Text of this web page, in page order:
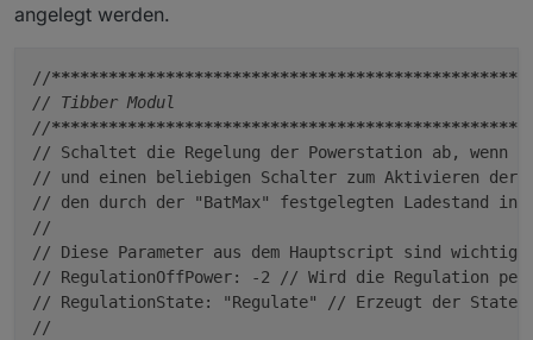
angelegt werden.
//************************************************
// Tibber Modul
//************************************************
// Schaltet die Regelung der Powerstation ab,
// und einen beliebigen Schalter zum Aktivieren
// den durch der "BatMax" festgelegten Ladestand in
//
// Diese Parameter aus dem Hauptscript sind wichtig:
// RegulationOffPower: -2 // Wird die Regulation
// RegulationState: "Regulate" // Erzeugt der State
//